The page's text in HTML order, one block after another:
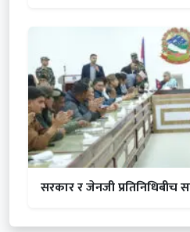
सरकार र जेनजी प्रतिनिधिबीच